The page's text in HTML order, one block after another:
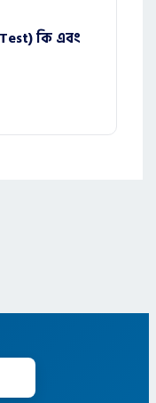
কি এবং